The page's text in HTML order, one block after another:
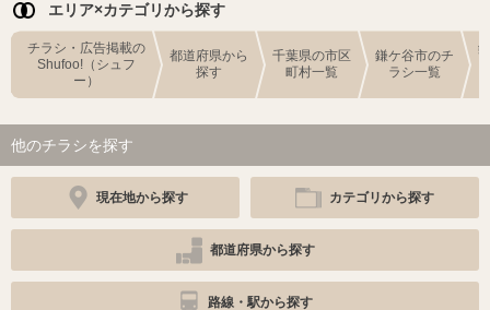
エリア×カテゴリから探す
チラシ・広告掲載の
Shufoo!（シュフ
ー）
都道府県から
探す
千葉県の市区
町村一覧
鎌ケ谷市のチ
ラシ一覧
他のチラシを探す
現在地から探す カテゴリから探す
都道府県から探す
路線・駅から探す